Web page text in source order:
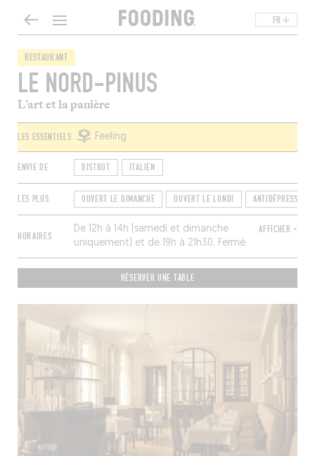
FR
RESTAURANT
LE NORD-PINUS
L’art et la panière
LES ESSENTIELS Feeling
ENVIE DE BISTROT ITALIEN
LES PLUS OUVERT LE DIMANCHE OUVERT LE LUNDI ANTIDÉPRESSEUR
HORAIRES
De 12h à 14h (samedi et dimanche
uniquement) et de 19h à 21h30. Fermé
mardi et mercredi.
AFFICHER +
RÉSERVER UNE TABLE